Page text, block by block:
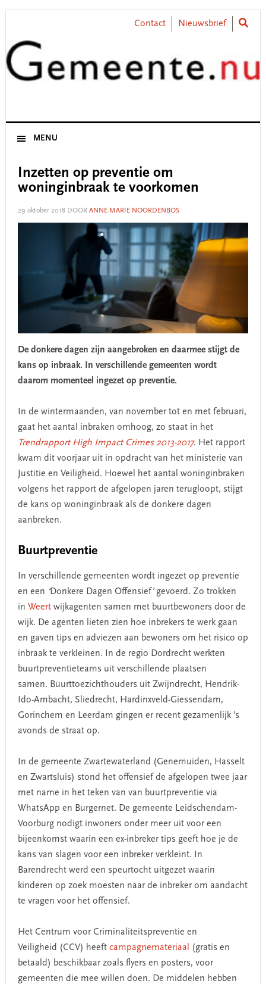
Skip
primary
navigation
Skip
content
Skip
primary
sidebar
Skip
footer
Contact Nieuwsbrief
MENU
Inzetten op preventie om
woninginbraak te voorkomen
29 oktober 2018DOOR ANNE-MARIE NOORDENBOS
De donkere dagen zijn aangebroken en daarmee stijgt de
kans op inbraak. In verschillende gemeenten wordt
daarom momenteel ingezet op preventie.
In de wintermaanden, van november tot en met februari,
gaat het aantal inbraken omhoog, zo staat in het
Trendrapport High Impact Crimes 2013-2017. Het rapport
kwam dit voorjaar uit in opdracht van het ministerie van
Justitie en Veiligheid. Hoewel het aantal woninginbraken
volgens het rapport de afgelopen jaren terugloopt, stijgt
de kans op woninginbraak als de donkere dagen
aanbreken.
Buurtpreventie
In verschillende gemeenten wordt ingezet op preventie
en een ‘Donkere Dagen Offensief’gevoerd. Zo trokken
in Weert wijkagenten samen met buurtbewoners door de
wijk. De agenten lieten zien hoe inbrekers te werk gaan
en gaven tips en adviezen aan bewoners om het risico op
inbraak te verkleinen. In de regio Dordrecht werkten
buurtpreventieteams uit verschillende plaatsen
samen. Buurttoezichthouders uit Zwijndrecht, Hendrik-
Ido-Ambacht, Sliedrecht, Hardinxveld-Giessendam,
Gorinchem en Leerdam gingen er recent gezamenlijk ’s
avonds de straat op.
In de gemeente Zwartewaterland (Genemuiden, Hasselt
en Zwartsluis) stond het offensief de afgelopen twee jaar
met name in het teken van van buurtpreventie via
WhatsApp en Burgernet. De gemeente Leidschendam-
Voorburg nodigt inwoners onder meer uit voor een
bijeenkomst waarin een ex-inbreker tips geeft hoe je de
kans van slagen voor een inbreker verkleint. In
Barendrecht werd een speurtocht uitgezet waarin
kinderen op zoek moesten naar de inbreker om aandacht
te vragen voor het offensief.
Het Centrum voor Criminaliteitspreventie en
Veiligheid (CCV) heeft campagnemateriaal
(gratis en
betaald) beschikbaar zoals flyers en posters, voor
gemeenten die mee willen doen. De middelen hebben